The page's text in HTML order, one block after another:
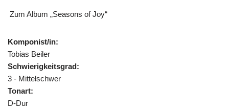
Zum Album „Seasons of Joy“
Komponist/in:
Tobias Beiler
Schwierigkeitsgrad:
3 - Mittelschwer
Tonart:
D-Dur